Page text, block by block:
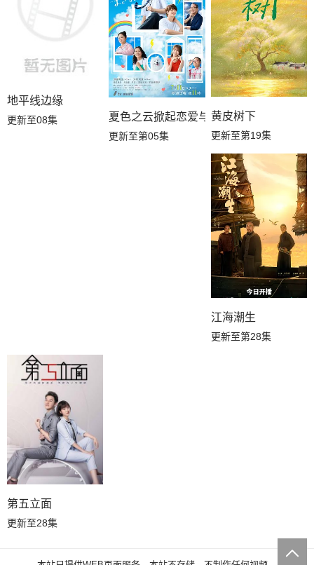
地平线边缘
更新至08集 夏色之云掀起恋爱与风暴
更新至第05集
黄皮树下
更新至第19集
江海潮生
更新至第28集
第五立面
更新至28集